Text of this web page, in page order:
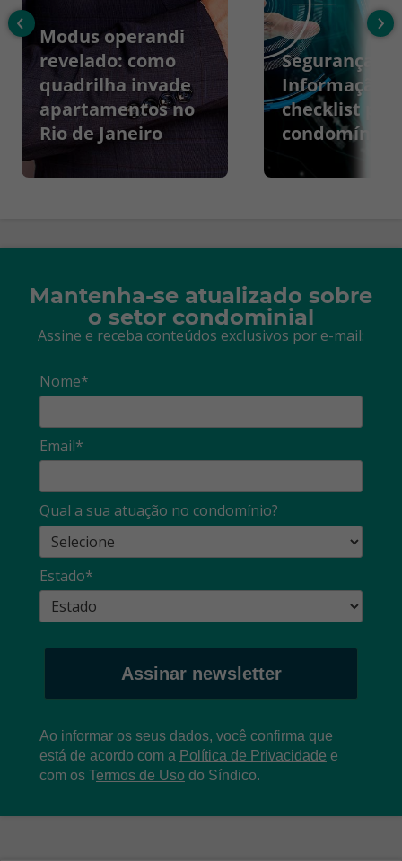
Modus operandi
revelado: como
quadrilha invade
apartamentos no
Rio de Janeiro
Segurança da
Informação:
checklist
condomínios
‹ ›
Mantenha-se atualizado sobre
o setor condominial
Assine e receba conteúdos exclusivos por e-mail:
Nome*
Email*
Qual a sua atuação no condomínio?
Estado*
Assinar newsletter
Ao informar os seus dados, você confirma que
está de acordo com a Política de Privacidade e
com os Termos de Uso do Síndico.